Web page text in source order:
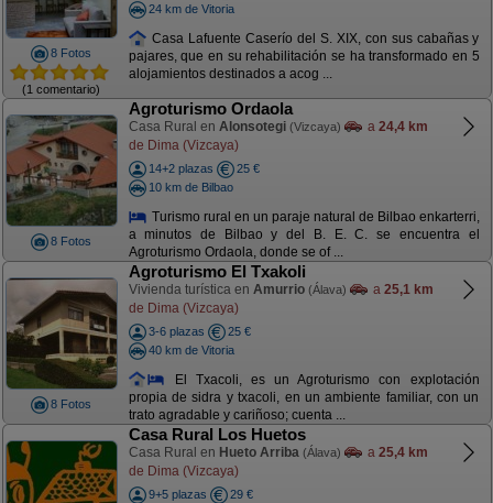
8 Fotos
(1 comentario)
24 km de Vitoria
Casa Lafuente Caserío del S. XIX, con sus cabañas y
pajares, que en su rehabilitación se ha transformado en 5
alojamientos destinados a acog ...
8 Fotos
Agroturismo Ordaola
Casa Rural en Alonsotegi (Vizcaya) a 24,4 km
de Dima (Vizcaya)
14+2 plazas
25 €
10 km de Bilbao
Turismo rural en un paraje natural de Bilbao enkarterri,
a minutos de Bilbao y del B. E. C. se encuentra el
Agroturismo Ordaola, donde se of ...
8 Fotos
Agroturismo El Txakoli
Vivienda turística en Amurrio (Álava) a 25,1 km
de Dima (Vizcaya)
3-6 plazas
25 €
40 km de Vitoria
El Txacoli, es un Agroturismo con explotación
propia de sidra y txacoli, en un ambiente familiar, con un
trato agradable y cariñoso; cuenta ...
Casa Rural Los Huetos
Casa Rural en Hueto Arriba (Álava) a 25,4 km
de Dima (Vizcaya)
9+5 plazas
29 €